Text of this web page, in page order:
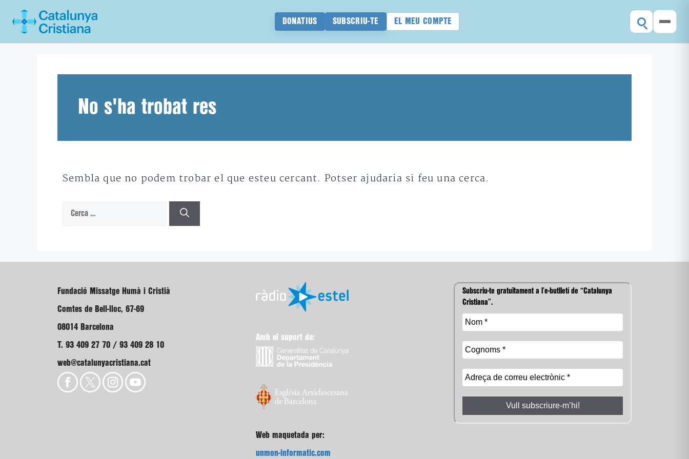
DONATIUS SUBSCRIU-TE EL MEU COMPTE
No s'ha trobat res
Sembla que no podem trobar el que esteu cercant. Potser ajudaria si feu una cerca.
Cerca:
Fundació Missatge Humà i Cristià
Comtes de Bell-lloc, 67-69
08014 Barcelona
T. 93 409 27 70 / 93 409 28 10
web@catalunyacristiana.cat
Amb el suport de:
Web maquetada per:
unmon-informatic.com
Subscriu-te gratuïtament a l’e-butlletí de “Catalunya
Cristiana”.